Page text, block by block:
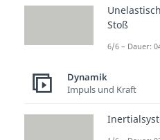
aufgrund
im
Stoß
6/6 – Dauer:
Dynamik
Impuls und Kraft